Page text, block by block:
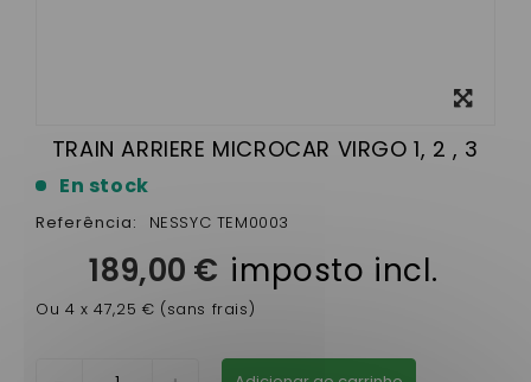
TRAIN ARRIERE MICROCAR VIRGO 1, 2 , 3
En stock
Referência: NESSYC TEM0003
189,00 € imposto incl.
Ou 4 x 47,25 € (sans frais)